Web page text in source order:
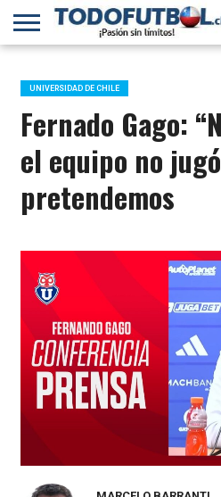
PRIMERA
B
SELECCIÓN
CHILENA
CHILENOS
EN EL
MUNDO
FÚTBOL
INTERNACIONAL
UNIVERSIDAD DE CHILE
Fernado Gago:
el equipo no
pretendemos